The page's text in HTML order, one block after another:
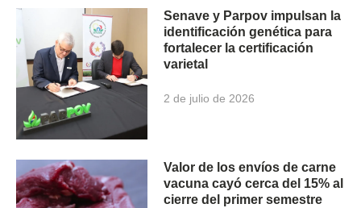
Senave y Parpov impulsan la
identificación genética para
fortalecer la certificación
varietal
2 de julio de 2026
Valor de los envíos de carne
vacuna cayó cerca del 15% al
cierre del primer semestre